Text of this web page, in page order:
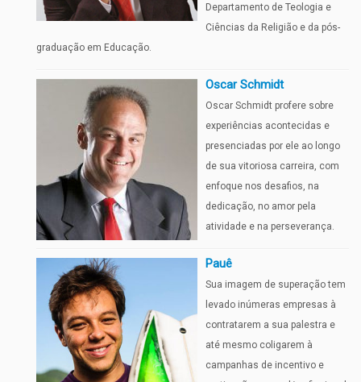
Departamento de Teologia e
Ciências da Religião e da pós-
graduação em Educação.
Oscar Schmidt
Oscar Schmidt profere sobre
experiências acontecidas e
presenciadas por ele ao longo
de sua vitoriosa carreira, com
enfoque nos desafios, na
dedicação, no amor pela
atividade e na perseverança.
Pauê
Sua imagem de superação tem
levado inúmeras empresas à
contratarem a sua palestra e
até mesmo coligarem à
campanhas de incentivo e